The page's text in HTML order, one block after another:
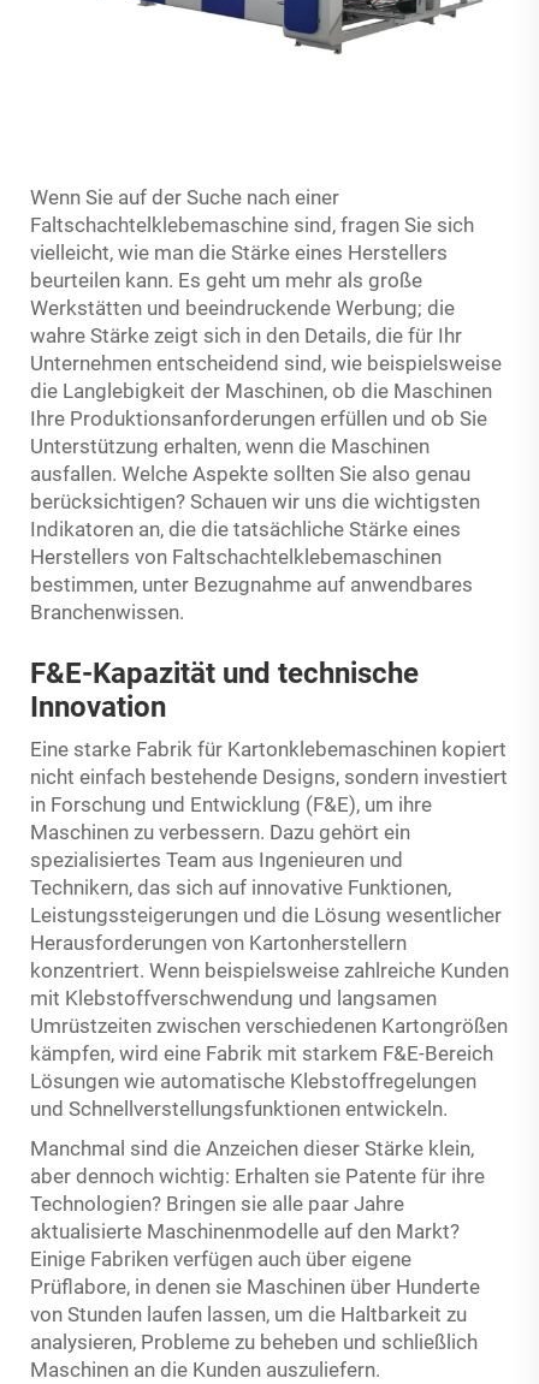
Wenn Sie auf der Suche nach einer
Faltschachtelklebemaschine sind, fragen Sie sich
vielleicht, wie man die Stärke eines Herstellers
beurteilen kann. Es geht um mehr als große
Werkstätten und beeindruckende Werbung; die
wahre Stärke zeigt sich in den Details, die für Ihr
Unternehmen entscheidend sind, wie beispielsweise
die Langlebigkeit der Maschinen, ob die Maschinen
Ihre Produktionsanforderungen erfüllen und ob Sie
Unterstützung erhalten, wenn die Maschinen
ausfallen. Welche Aspekte sollten Sie also genau
berücksichtigen? Schauen wir uns die wichtigsten
Indikatoren an, die die tatsächliche Stärke eines
Herstellers von Faltschachtelklebemaschinen
bestimmen, unter Bezugnahme auf anwendbares
Branchenwissen.
F&E-Kapazität und technische
Innovation
Eine starke Fabrik für Kartonklebemaschinen kopiert
nicht einfach bestehende Designs, sondern investiert
in Forschung und Entwicklung (F&E), um ihre
Maschinen zu verbessern. Dazu gehört ein
spezialisiertes Team aus Ingenieuren und
Technikern, das sich auf innovative Funktionen,
Leistungssteigerungen und die Lösung wesentlicher
Herausforderungen von Kartonherstellern
konzentriert. Wenn beispielsweise zahlreiche Kunden
mit Klebstoffverschwendung und langsamen
Umrüstzeiten zwischen verschiedenen Kartongrößen
kämpfen, wird eine Fabrik mit starkem F&E-Bereich
Lösungen wie automatische Klebstoffregelungen
und Schnellverstellungsfunktionen entwickeln.
Manchmal sind die Anzeichen dieser Stärke klein,
aber dennoch wichtig: Erhalten sie Patente für ihre
Technologien? Bringen sie alle paar Jahre
aktualisierte Maschinenmodelle auf den Markt?
Einige Fabriken verfügen auch über eigene
Prüflabore, in denen sie Maschinen über Hunderte
von Stunden laufen lassen, um die Haltbarkeit zu
analysieren, Probleme zu beheben und schließlich
Maschinen an die Kunden auszuliefern.